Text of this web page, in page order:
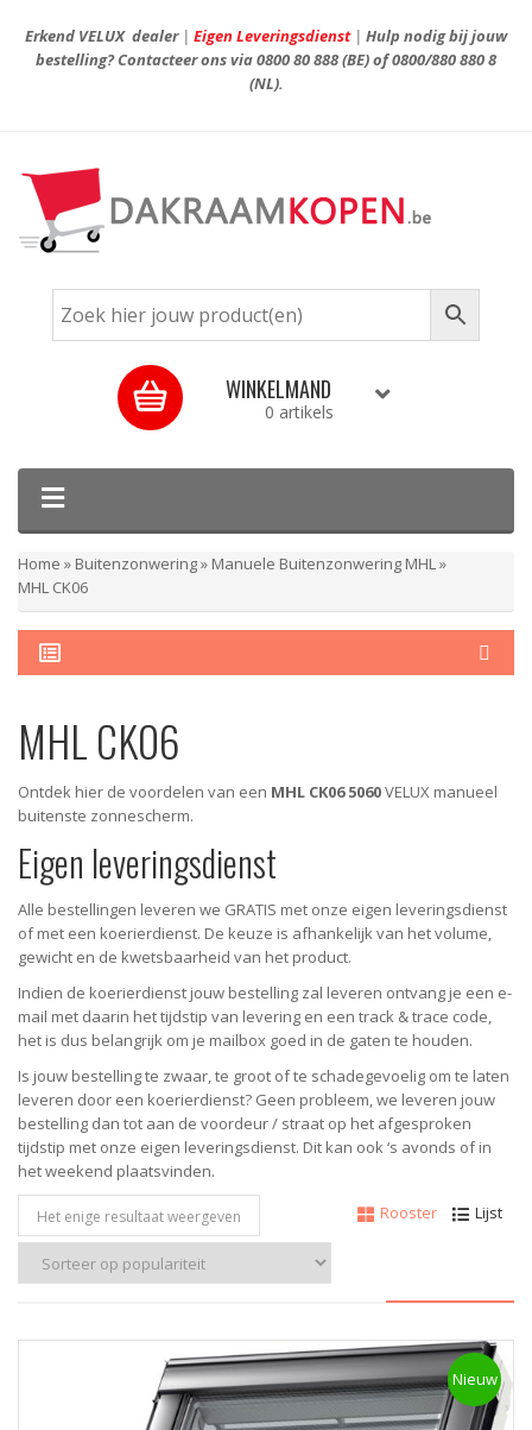
Erkend VELUX dealer| Eigen Leveringsdienst| Hulp nodig bij jouw
bestelling? Contacteer ons via0800 80 888(BE) of0800/880 880 8
(NL).
WINKELMAND
0 artikels
Home » Buitenzonwering» Manuele Buitenzonwering MHL»
MHL CK06
MHL CK06
Ontdek hier de voordelen van een MHL CK06 5060VELUX manueel
buitenste zonnescherm.
Eigen leveringsdienst
Alle bestellingen leveren we GRATIS met onze eigen leveringsdienst
of met een koerierdienst. De keuze is afhankelijk van het volume,
gewicht en de kwetsbaarheid van het product.
Indien de koerierdienst jouw bestelling zal leveren ontvang je een e-
mail met daarin het tijdstip van levering en een track & trace code,
het is dus belangrijk om je mailbox goed in de gaten te houden.
Is jouw bestelling te zwaar, te groot of te schadegevoelig om te laten
leveren door een koerierdienst? Geen probleem, we leveren jouw
bestelling dan tot aan de voordeur / straat op het afgesproken
tijdstip met onze eigen leveringsdienst. Dit kan ook ‘s avonds of in
het weekend plaatsvinden.
Rooster
Lijst
Het enige resultaat weergeven
Nieuw